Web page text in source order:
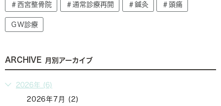
＃西宮整骨院 ＃通常診療再開 ＃鍼灸 ＃頭痛
ＧＷ診療
ARCHIVE 月別アーカイブ
2026年 (6)
2026年7月 (2)